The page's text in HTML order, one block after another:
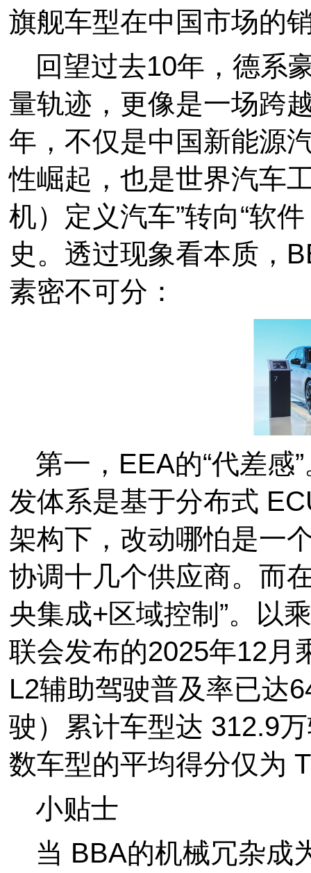
旗舰车型在中国市场的
回望过去10年，德系
量轨迹，更像是一场跨
年，不仅是中国新能源
性崛起，也是世界汽车
机）定义汽车”转向“软
史。透过现象看本质，
素密不可分：
第一，EEA的“代差感
发体系是基于分布式
架构下，改动哪怕是一
协调十几个供应商。而
央集成+区域控制”。以
联会发布的2025年12月
L2辅助驾驶普及率已达
驶）累计车型达 312.9
数车型的平均得分仅为
小贴士
当 BBA的机械冗杂成